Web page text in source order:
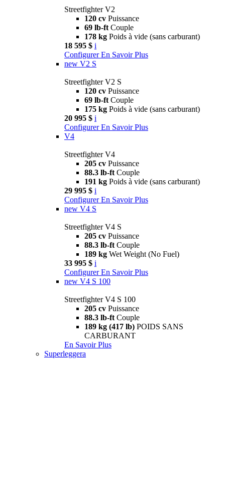
Streetfighter V2
120 cv Puissance
69 lb-ft Couple
178 kg Poids à vide (sans carburant)
18 595 $ i
Configurer En Savoir Plus
new V2 S
Streetfighter V2 S
120 cv Puissance
69 lb-ft Couple
175 kg Poids à vide (sans carburant)
20 995 $ i
Configurer En Savoir Plus
V4
Streetfighter V4
205 cv Puissance
88.3 lb-ft Couple
191 kg Poids à vide (sans carburant)
29 995 $ i
Configurer En Savoir Plus
new V4 S
Streetfighter V4 S
205 cv Puissance
88.3 lb-ft Couple
189 kg Wet Weight (No Fuel)
33 995 $ i
Configurer En Savoir Plus
new V4 S 100
Streetfighter V4 S 100
205 cv Puissance
88.3 lb-ft Couple
189 kg (417 lb) POIDS SANS
CARBURANT
En Savoir Plus
Superleggera